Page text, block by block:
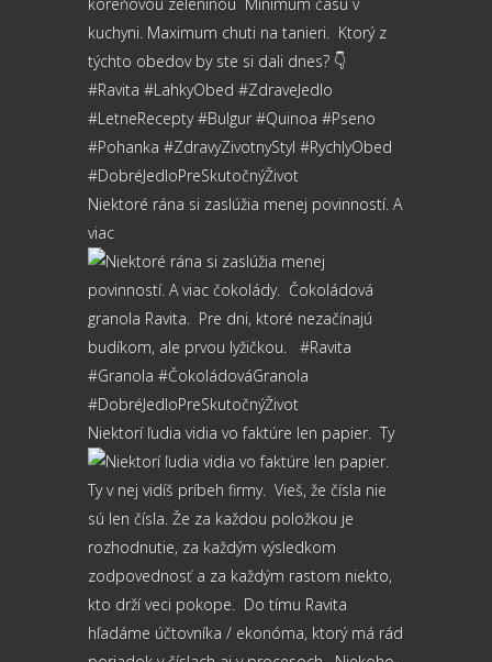
Niektoré rána si zaslúžia menej povinností. A
viac
Niektorí ľudia vidia vo faktúre len papier.⁠ ⁠ Ty